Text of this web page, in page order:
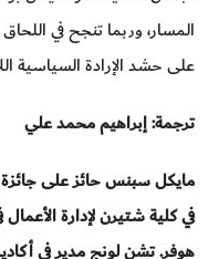
المسار، وربما تنجح في
على حشد الإرادة السياسية
ترجمة: إبراهيم محمد علي
مايكل سبنس حائز على جائزة
في كلية شتيرن لإدارة
هوفر. تشن لونج مدير في